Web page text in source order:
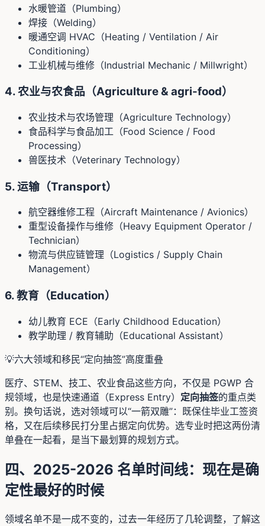
水暖管道（Plumbing）
焊接（Welding）
暖通空调 HVAC（Heating / Ventilation / Air
Conditioning）
工业机械与维修（Industrial Mechanic / Millwright）
4. 农业与农食品（Agriculture & agri-food）
农业技术与农场管理（Agriculture Technology）
食品科学与食品加工（Food Science / Food
Processing）
兽医技术（Veterinary Technology）
5. 运输（Transport）
航空器维修工程（Aircraft Maintenance / Avionics）
重型设备操作与维修（Heavy Equipment Operator /
Technician）
物流与供应链管理（Logistics / Supply Chain
Management）
6. 教育（Education）
幼儿教育 ECE（Early Childhood Education）
教学助理 / 教育辅助（Educational Assistant）
💡六大领域和移民“定向抽签”高度重叠
医疗、STEM、技工、农业食品这些方向，不仅是 PGWP 合
规领域，也是快速通道（Express Entry） 定向抽签的重点类
别。换句话说，选对领域可以“一箭双雕”：既保住毕业工签资
格，又在后续移民打分里占据定向优势。选专业时把这两份清
单叠在一起看，是当下最划算的规划方式。
四、2025-2026 名单时间线：现在是确
定性最好的时候
领域名单不是一成不变的，过去一年经历了几轮调整，了解这